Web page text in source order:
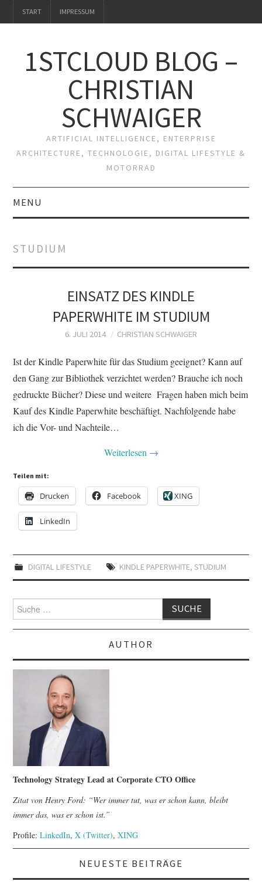
START IMPRESSUM
1STCLOUD BLOG –
CHRISTIAN
SCHWAIGER
ARTIFICIAL INTELLIGENCE, ENTERPRISE
ARCHITECTURE, TECHNOLOGIE, DIGITAL LIFESTYLE &
MOTORRAD
MENU
STUDIUM
EINSATZ DES KINDLE
PAPERWHITE IM STUDIUM
6. JULI 2014 CHRISTIAN SCHWAIGER
Ist der Kindle Paperwhite für das Studium geeignet? Kann auf
den Gang zur Bibliothek verzichtet werden? Brauche ich noch
gedruckte Bücher? Diese und weitere Fragen haben mich beim
Kauf des Kindle Paperwhite beschäftigt. Nachfolgende habe
ich die Vor- und Nachteile…
Weiterlesen →
Teilen mit:
Drucken Facebook XING
LinkedIn
DIGITAL LIFESTYLE KINDLE PAPERWHITE, STUDIUM
Suche
nach:
AUTHOR
Technology Strategy Lead at Corporate CTO Office
Zitat von Henry Ford: “Wer immer tut, was er schon kann, bleibt
immer das, was er schon ist.”
Profile:LinkedIn,X (Twitter),XING
NEUESTE BEITRÄGE